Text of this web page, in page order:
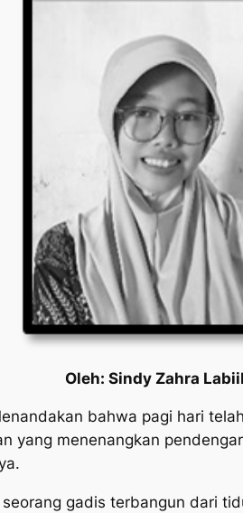
Oleh: Sindy Zahra
bahwa pagi hari
yang menenangkan
gadis terbangun dari